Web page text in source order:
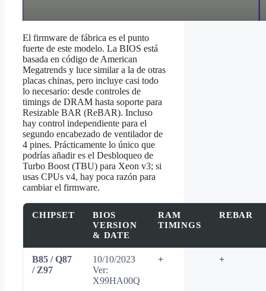
El firmware de fábrica es el punto
fuerte de este modelo. La BIOS está
basada en código de American
Megatrends y luce similar a la de otras
placas chinas, pero incluye casi todo
lo necesario: desde controles de
timings de DRAM hasta soporte para
Resizable BAR (ReBAR). Incluso
hay control independiente para el
segundo encabezado de ventilador de
4 pines. Prácticamente lo único que
podrías añadir es el Desbloqueo de
Turbo Boost (TBU) para Xeon v3; si
usas CPUs v4, hay poca razón para
cambiar el firmware.
CHIPSET
BIOS
VERSION
& DATE
RAM
TIMINGS
REBAR
B85 / Q87
/ Z97
10/10/2023
Ver:
X99HA00Q
+ +